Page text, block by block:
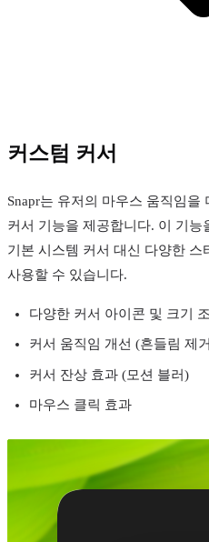
커스텀 커서
Snapr는 유저의 마우스 움직임을
커서 기능을 제공합니다. 이 기능
기본 시스템 커서 대신 다양한
사용할 수 있습니다.
다양한 커서 아이콘 및 크기
커서 움직임 개선 (흔들림 제
커서 잔상 효과 (모션 블러)
마우스 클릭 효과